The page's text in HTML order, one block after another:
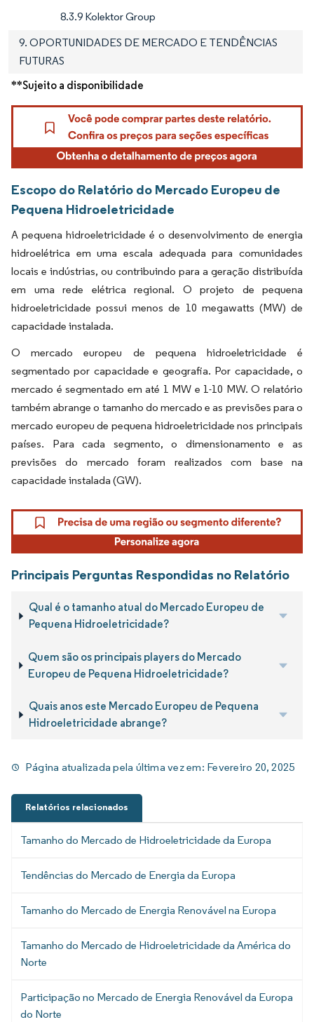
8.3.9 Kolektor Group
9. OPORTUNIDADES DE MERCADO E TENDÊNCIAS
FUTURAS
**Sujeito a disponibilidade
Escopo do Relatório do Mercado Europeu de
Pequena Hidroeletricidade
A pequena hidroeletricidade é o desenvolvimento de energia
hidroelétrica em uma escala adequada para comunidades
locais e indústrias, ou contribuindo para a geração distribuída
em uma rede elétrica regional. O projeto de pequena
hidroeletricidade possui menos de 10 megawatts (MW) de
capacidade instalada.
O mercado europeu de pequena hidroeletricidade é
segmentado por capacidade e geografia. Por capacidade, o
mercado é segmentado em até 1 MW e 1-10 MW. O relatório
também abrange o tamanho do mercado e as previsões para o
mercado europeu de pequena hidroeletricidade nos principais
países. Para cada segmento, o dimensionamento e as
previsões do mercado foram realizados com base na
capacidade instalada (GW).
Principais Perguntas Respondidas no Relatório
Qual é o tamanho atual do Mercado Europeu de
Pequena Hidroeletricidade?
Quem são os principais players do Mercado
Europeu de Pequena Hidroeletricidade?
Quais anos este Mercado Europeu de Pequena
Hidroeletricidade abrange?
Página atualizada pela última vez em: Fevereiro 20, 2025
Relatórios relacionados
Tamanho do Mercado de Hidroeletricidade da Europa
Tendências do Mercado de Energia da Europa
Tamanho do Mercado de Energia Renovável na Europa
Tamanho do Mercado de Hidroeletricidade da América do
Norte
Participação no Mercado de Energia Renovável da Europa
do Norte